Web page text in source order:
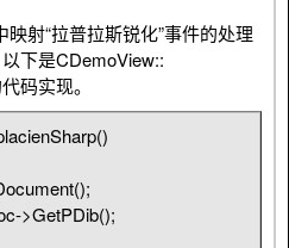
!= NULL)
*
8)
射“拉普拉斯锐化”事件的处理
下是CDemoView::
码实现。
>GetPDib();